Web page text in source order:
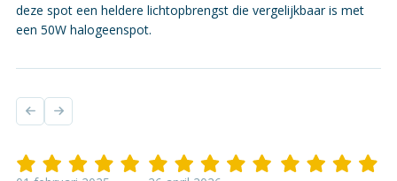
deze spot een heldere lichtopbrengst die vergelijkbaar is met
een 50W halogeenspot.